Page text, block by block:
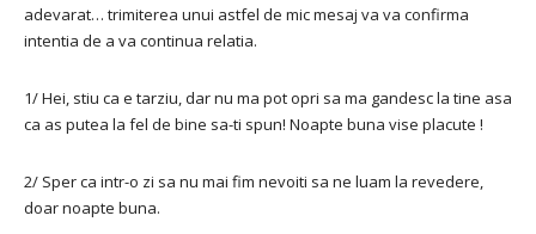
adevarat… trimiterea unui astfel de mic mesaj va va confirma
intentia de a va continua relatia.
1/ Hei, stiu ca e tarziu, dar nu ma pot opri sa ma gandesc la tine asa
ca as putea la fel de bine sa-ti spun! Noapte buna vise placute !
2/ Sper ca intr-o zi sa nu mai fim nevoiti sa ne luam la revedere,
doar noapte buna.